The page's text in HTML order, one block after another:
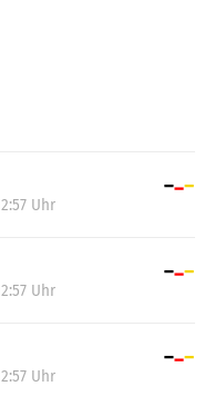
00:00-24:00
00:00-24:00
Uhr
Uhr
Uhr